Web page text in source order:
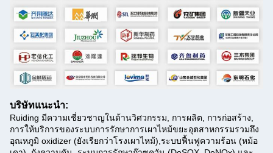
บริษัทแนะนํา:
Ruiding มีความเชี่ยวชาญในด้านวิศวกรรม, การผลิต, การก่อสร้าง,
การให้บริการของระบบการรักษาการเผาไหม้ขยะอุตสาหกรรมรวมถึง
อุณหภูมิ oxidizer (ยังเรียกว่าโรงเผาไหม้),ระบบฟื้นฟูความร้อน (หม้อ